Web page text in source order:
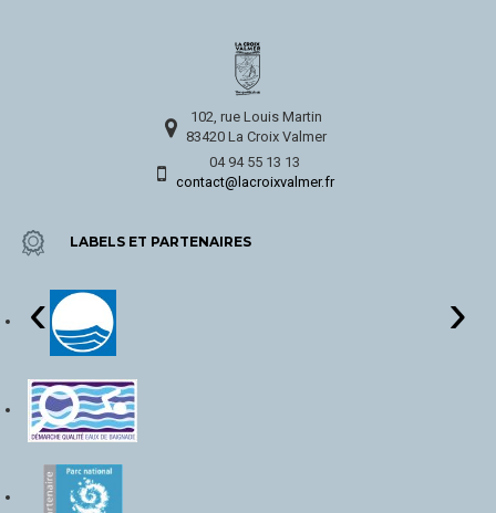
102, rue Louis Martin
83420 La Croix Valmer
04 94 55 13 13
contact@lacroixvalmer.fr
LABELS ET PARTENAIRES
‹ ›